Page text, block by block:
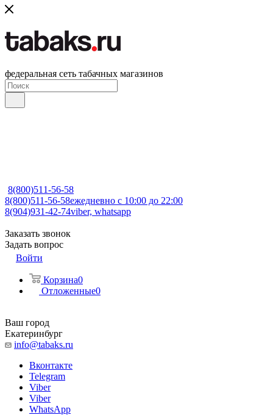
федеральная сеть табачных магазинов
8(800)511-56-58
8(800)511-56-58ежедневно с 10:00 до 22:00
8(904)931-42-74viber, whatsapp
Заказать звонок
Задать вопрос
Войти
Корзина0
Отложенные0
Ваш город
Екатеринбург
info@tabaks.ru
Вконтакте
Telegram
Viber
Viber
WhatsApp